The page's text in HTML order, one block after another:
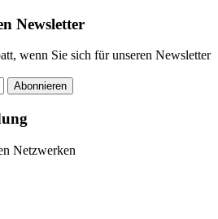
Newsletter
wenn Sie sich für unseren Newsletter
Abonnieren
Netzwerken